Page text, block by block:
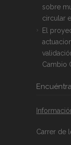
sobre
circular
El
Cambio
Carrer de